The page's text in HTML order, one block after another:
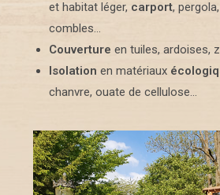
et habitat léger, carport,
combles…
Couverture en tuiles, ardoises,
Isolation en matériaux
chanvre, ouate de cellulose…